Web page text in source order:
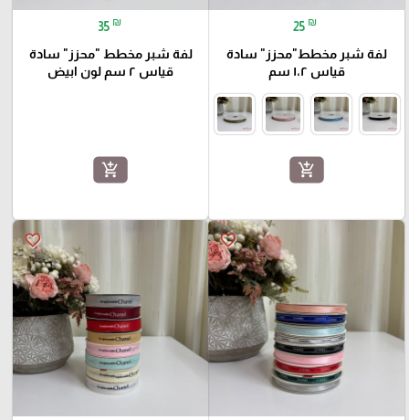
25 ₪
لفة شبر مخطط"محزز" سادة
قياس ١،٢ سم
add_shopping_cart
35 ₪
لفة شبر مخطط "محزز" سادة
قياس ٢ سم لون ابيض
add_shopping_cart
favorite_border
favorite_border